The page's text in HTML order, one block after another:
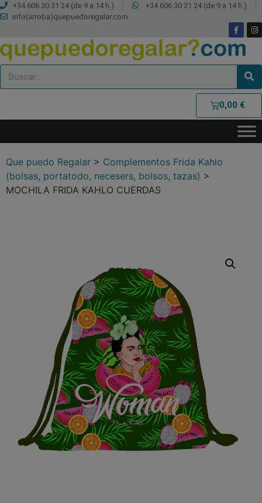
+34 606 30 31 24 (de 9 a 14 h.)
+34 606 30 31 24 (de 9 a 14 h.)
info(arroba)quepuedoregalar.com
0,00 €
Que puedo Regalar > Complementos Frida Kahlo
(bolsas, portatodo, necesers, bolsos, tazas) >
MOCHILA FRIDA KAHLO CUERDAS